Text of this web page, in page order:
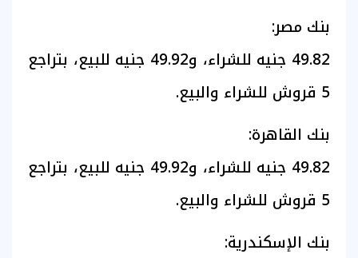
بنك مصر:
49.82 جنيه للشراء، و49.92 جنيه للبيع، بتراجع
5 قروش للشراء والبيع.
بنك القاهرة:
49.82 جنيه للشراء، و49.92 جنيه للبيع، بتراجع
5 قروش للشراء والبيع.
بنك الإسكندرية: